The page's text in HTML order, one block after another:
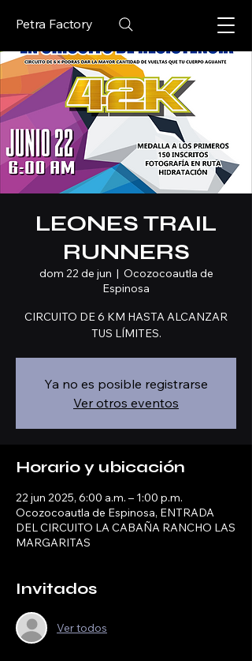
Petra Factory
LEONES TRAIL
RUNNERS
dom 22 de jun
  |
Ocozocoautla de
Espinosa
CIRCUITO DE 6 KM HASTA ALCANZAR
TUS LÍMITES.
Ya no es posible registrarse
Ver otros eventos
Horario y ubicación
22 jun 2025, 6:00 a.m. – 1:00 p.m.
Ocozocoautla de Espinosa, ENTRADA
DEL CIRCUITO LA CABAÑA RANCHO LAS
MARGARITAS
Invitados
Ver todos